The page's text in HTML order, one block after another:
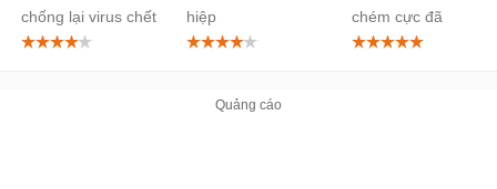
chống lại virus chết
người
hiệp
chém cực đã